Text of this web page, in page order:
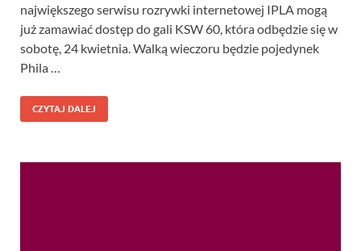
największego serwisu rozrywki internetowej IPLA mogą
już zamawiać dostęp do gali KSW 60, która odbędzie się w
sobotę, 24 kwietnia. Walką wieczoru będzie pojedynek
Phila …
CZYTAJ DALEJ